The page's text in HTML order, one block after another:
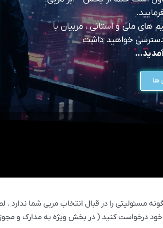
های ملی و استانی ، مربیان با
دسترسی خواهید داشت
ها
مسئولیتی را در قبال انتخاب مربی شما ندارد ،
خود درخواست کنید ( در بخش ویژه به مدارک و